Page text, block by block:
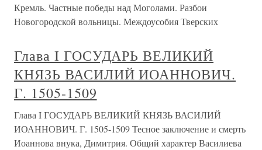
Кремль. Частные победы над Моголами. Разбои
Новогородской вольницы. Междоусобия Тверских
Глава I ГОСУДАРЬ ВЕЛИКИЙ
КНЯЗЬ ВАСИЛИЙ ИОАННОВИЧ.
Г. 1505-1509
Глава I ГОСУДАРЬ ВЕЛИКИЙ КНЯЗЬ ВАСИЛИЙ
ИОАННОВИЧ. Г. 1505-1509 Тесное заключение и смерть
Иоаннова внука, Димитрия. Общий характер Василиева